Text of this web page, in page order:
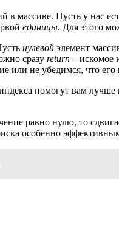
в массиве. Пусть у нас
единицы. Для этого
нулевой элемент
сразу return – искомое
или не убедимся, что его
помогут вам
равно нулю, то
особенно